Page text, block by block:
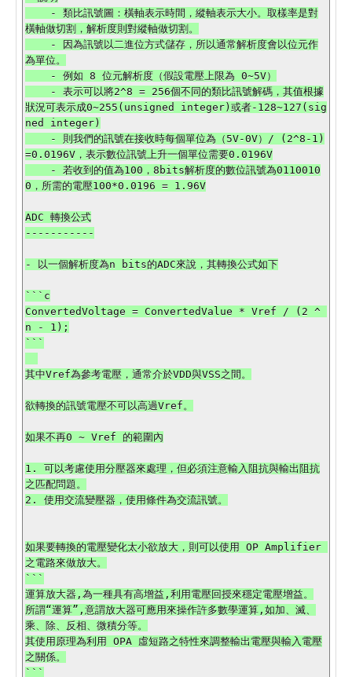
橫軸做切割，解析度則對縱軸做切割。
為單位。
狀況可表示成0~255(unsigned integer)或者-128~127(sig
ned integer)
=0.0196V，表示數位訊號上升一個單位需要0.0196V
0，所需的電壓100*0.0196 = 1.96V
ADC 轉換公式
-----------
- 以一個解析度為n bits的ADC來說，其轉換公式如下
```c
ConvertedVoltage = ConvertedValue * Vref / (2 ^
n - 1);
```
其中Vref為參考電壓，通常介於VDD與VSS之間。
欲轉換的訊號電壓不可以高過Vref。
如果不再0 ~ Vref 的範圍內
1. 可以考慮使用分壓器來處理，但必須注意輸入阻抗與輸出阻抗
之匹配問題。
2. 使用交流變壓器，使用條件為交流訊號。
如果要轉換的電壓變化太小欲放大，則可以使用 OP Amplifier
之電路來做放大。
```
運算放大器,為一種具有高增益,利用電壓回授來穩定電壓增益。
所謂“運算”,意謂放大器可應用來操作許多數學運算,如加、滅、
乘、除、反相、微積分等。
其使用原理為利用 OPA 虛短路之特性來調整輸出電壓與輸入電壓
之關係。
```